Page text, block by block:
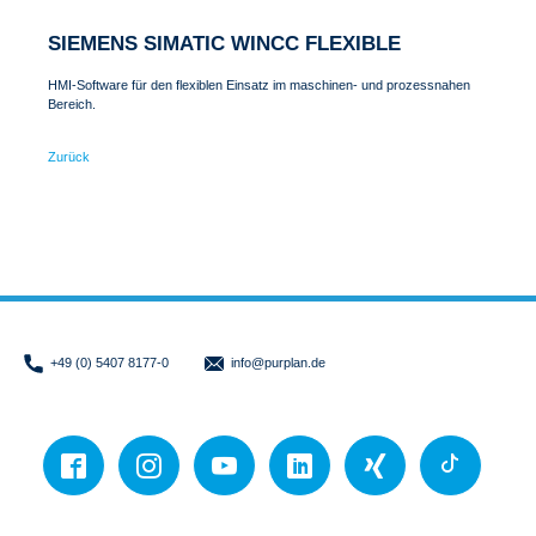
SIEMENS SIMATIC WINCC FLEXIBLE
HMI-Software für den flexiblen Einsatz im maschinen- und prozessnahen
Bereich.
Zurück
+49 (0) 5407 8177-0 info@purplan.de